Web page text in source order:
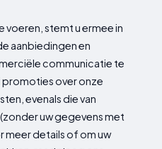
voeren, stemt u ermee in
aanbiedingen en
communicatie te
over onze
evenals die van
uw gegevens met
meer details of om uw